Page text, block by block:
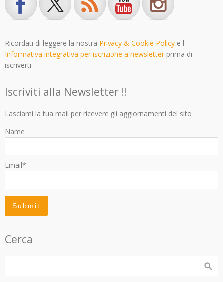
Ricordati di leggere la nostra Privacy & Cookie Policy e l'
Informativa integrativa per iscrizione a newsletterprima di
iscriverti
Iscriviti alla Newsletter !!
Lasciami la tua mail per ricevere gli aggiornamenti del sito
Name
Email*
Cerca